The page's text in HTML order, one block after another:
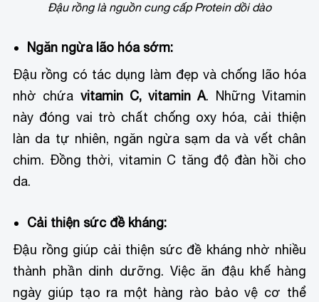
Đậu rồng là nguồn cung cấp Protein dồi dào
Ngăn ngừa lão hóa sớm:
Đậu rồng có tác dụng làm đẹp và chống lão hóa
nhờ chứa vitamin C, vitamin A. Những Vitamin
này đóng vai trò chất chống oxy hóa, cải thiện
làn da tự nhiên, ngăn ngừa sạm da và vết chân
chim. Đồng thời, vitamin C tăng độ đàn hồi cho
da.
Cải thiện sức đề kháng:
Đậu rồng giúp cải thiện sức đề kháng nhờ nhiều
thành phần dinh dưỡng. Việc ăn đậu khế hàng
ngày giúp tạo ra một hàng rào bảo vệ cơ thể